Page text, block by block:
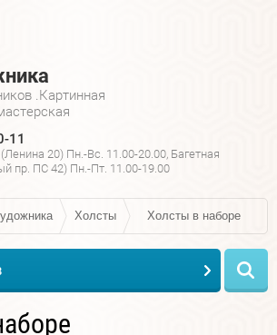
.Картинная
11
20) Пн.-Вс. 11.00-20.00, Багетная
пр. ПС 42) Пн.-Пт. 11.00-19.00
Холсты Холсты в наборе